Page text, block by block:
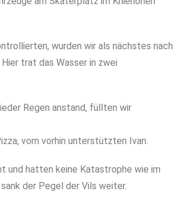
wurden wir als nächstes nach
trat das Wasser in zwei
Regen anstand, füllten wir
vom vorhin unterstützten Ivan.
und hatten keine Katastrophe wie im
der Pegel der Vils weiter.